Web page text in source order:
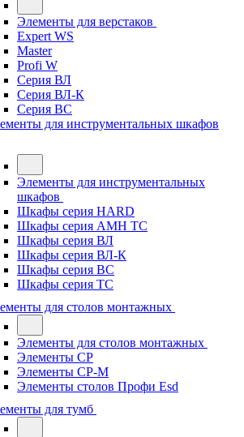
Элементы для верстаков
Expert WS
Master
Profi W
Серия ВЛ
Серия ВЛ-К
Серия ВС
для инструментальных шкафов
Элементы для инструментальных
шкафов
Шкафы серия HARD
Шкафы серия АМН ТС
Шкафы серия ВЛ
Шкафы серия ВЛ-К
Шкафы серия ВС
Шкафы серия ТС
для столов монтажных
Элементы для столов монтажных
Элементы СР
Элементы СР-М
Элементы столов Профи Esd
для тумб